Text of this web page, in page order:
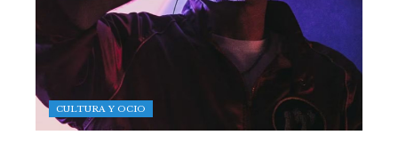
CULTURA Y OCIO